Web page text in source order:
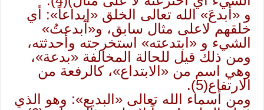
و «أبدعَ» الله تعالى الخلق «إبداعاً»: أي
خلقهم لاعلى مثال سابق، و«أبدعتُ»
الشيء و «ابتدعته» استخرجته وأحدثته،
ومن ذلك قيل للحالة المخالفة «بدعة»،
وهي اسم من «الابتداع»، كالرفعة من
الارتفاع(5).
ومن أسماء الله تعالى «البديع»: وهو الذي